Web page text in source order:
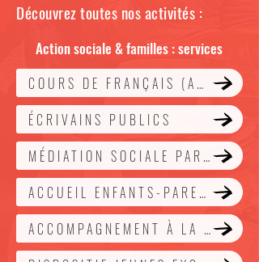
Découvrez toutes nos activités :
Action sociale & familles : services
COURS DE FRANÇAIS (ASL)
ÉCRIVAINS PUBLICS
MÉDIATION SOCIALE PARTAGÉE
ACCUEIL ENFANTS-PARENTS
ACCOMPAGNEMENT À LA SCOLARITÉ